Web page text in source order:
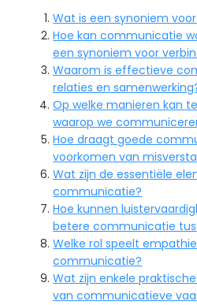
Wat is een synoniem
Hoe kan communicatie
een synoniem voor
Waarom is effectieve
relaties en
Op welke manieren kan
waarop we
Hoe draagt goede
voorkomen van
Wat zijn de essentiële
communicatie?
Hoe kunnen
betere communicatie
Welke rol speelt
communicatie?
Wat zijn enkele
van communicatieve